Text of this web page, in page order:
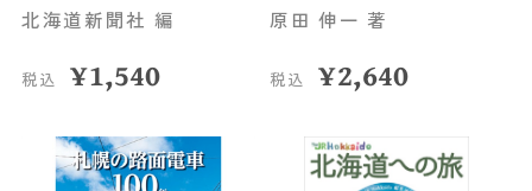
北海道新聞社 編
税込 ¥1,540
原田 伸一 著
税込 ¥2,640